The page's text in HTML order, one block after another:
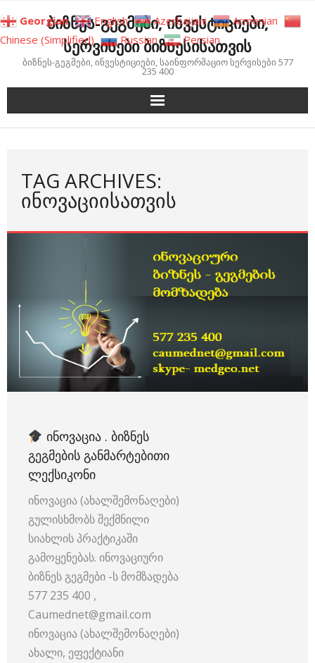
to
content
ბიზნეს-გეგმები, ინვესტიციები,
სერვისები ბიზნესისათვის
ბიზნეს-გეგმები, ინვესტიციები, საინფორმაციო სერვისები 577
235 400
TAG ARCHIVES:
ᲘᲜᲝᲕᲐᲪᲘᲘᲡᲐᲗᲕᲘᲡ
ᲘᲜᲝᲕᲐᲪᲘᲐ . ᲑᲘᲖᲜᲔᲡ
ᲒᲔᲒᲛᲔᲑᲘᲡ ᲒᲐᲜᲛᲐᲠᲢᲔᲑᲘᲗᲘ
ᲚᲔᲥᲡᲘᲙᲝᲜᲘ
ინოვაცია (ახალშემონაღები)
გულისხმობს შექმნილი
სიახლის პრაქტიკაში
გამოყენებას. ინოვაციური
ბიზნეს გეგმები -ს მომზადება
577 235 400 ,
Caumednet@gmail.com
ინოვაცია (ახალშემონაღები)
ახალი, ეფექტიანი
Georgian English Azerbaijani
Armenian
Chinese (Simplified)
Russian Persian